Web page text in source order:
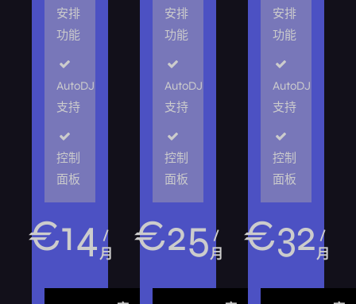
安排
功能
AutoDJ
支持
控制
面板
€14 /
月
安排
功能
AutoDJ
支持
控制
面板
€25 /
月
安排
功能
AutoDJ
支持
控制
面板
€32 /
月